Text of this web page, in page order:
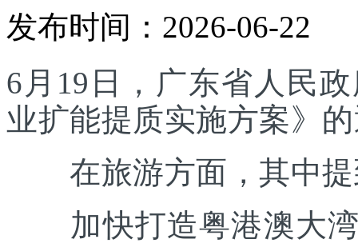
发布时间：2026-06-22
6月19日，广东省人民
业扩能提质实施方案》
在旅游方面，其中提
加快打造粤港澳大湾